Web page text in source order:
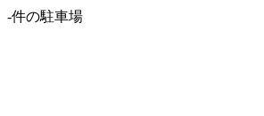
-件の駐車場